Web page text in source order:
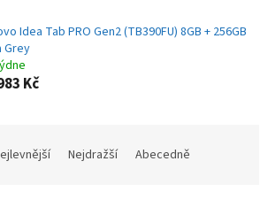
Idea Tab PRO Gen2 (TB390FU) 8GB + 256GB
Grey
Kč
Nejdražší Abecedně